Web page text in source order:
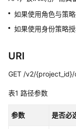
理
方
快
入
如果使用角色与策
如果使用身份策略
URI
GET /v2/
表1 路径参数
参数 是否必